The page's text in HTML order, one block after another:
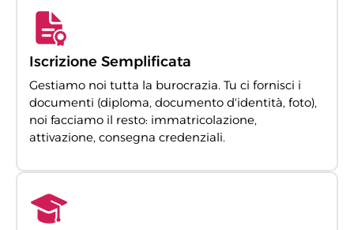
Iscrizione Semplificata
Gestiamo noi tutta la burocrazia. Tu ci fornisci i
documenti (diploma, documento d'identità, foto),
noi facciamo il resto: immatricolazione,
attivazione, consegna credenziali.